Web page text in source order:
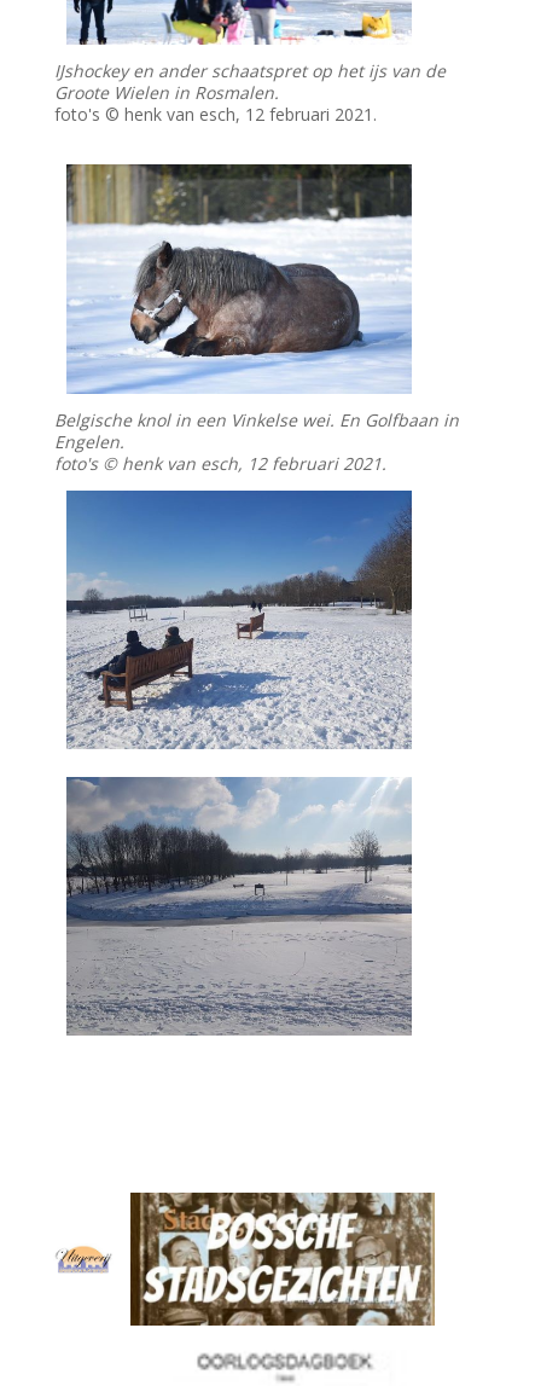
IJshockey en ander schaatspret op het ijs van de
Groote Wielen in Rosmalen.
foto's © henk van esch, 12 februari 2021.
Belgische knol in een Vinkelse wei. En Golfbaan in
Engelen.
foto's © henk van esch, 12 februari 2021.